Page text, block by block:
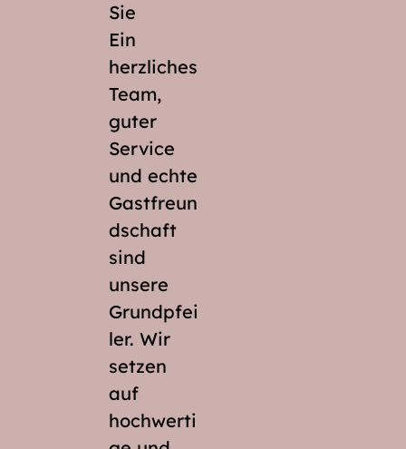
Sie
Ein
herzliches
Team,
guter
Service
und echte
Gastfreun
dschaft
sind
unsere
Grundpfei
ler. Wir
setzen
auf
hochwerti